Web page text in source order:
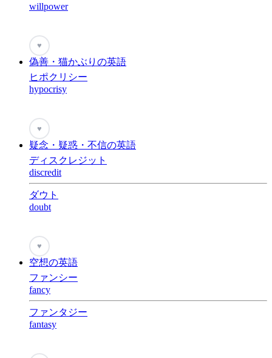
willpower
♥
偽善・猫かぶりの英語
ヒポクリシー
hypocrisy
♥
疑念・疑惑・不信の英語
ディスクレジット
discredit
ダウト
doubt
♥
空想の英語
ファンシー
fancy
ファンタジー
fantasy